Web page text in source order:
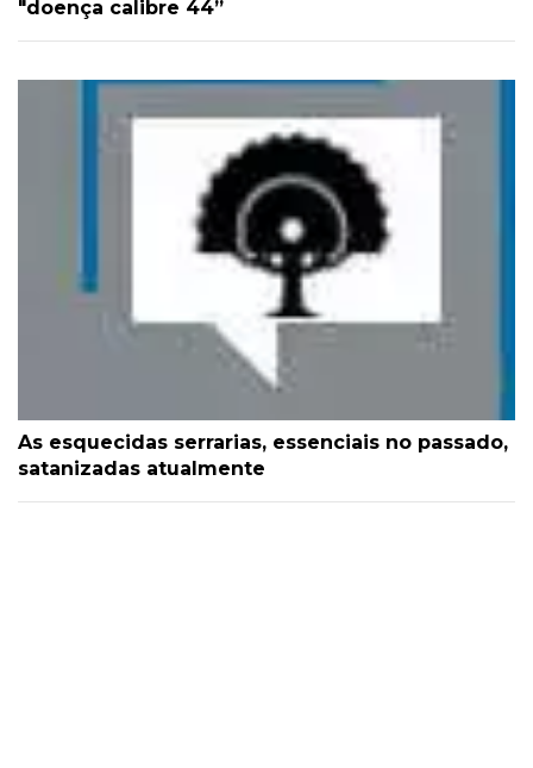
"doença calibre 44”
As esquecidas serrarias, essenciais no passado,
satanizadas atualmente